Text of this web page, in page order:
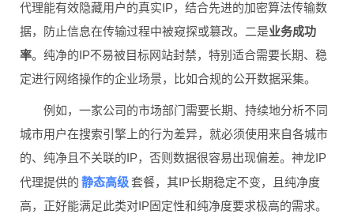
代理能有效隐藏用户的真实IP，结合先进的加密算法传输数
据，防止信息在传输过程中被窥探或篡改。二是业务成功
率。纯净的IP不易被目标网站封禁，特别适合需要长期、稳
定进行网络操作的企业场景，比如合规的公开数据采集。
例如，一家公司的市场部门需要长期、持续地分析不同
城市用户在搜索引擎上的行为差异，就必须使用来自各城市
的、纯净且不关联的IP，否则数据很容易出现偏差。神龙IP
代理提供的 静态高级 套餐，其IP长期稳定不变，且纯净度
高，正好能满足此类对IP固定性和纯净度要求极高的需求。